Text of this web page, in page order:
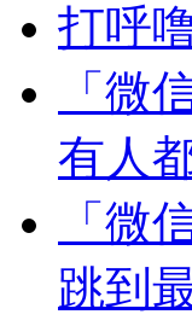
打呼
「微
有人
「微
跳到